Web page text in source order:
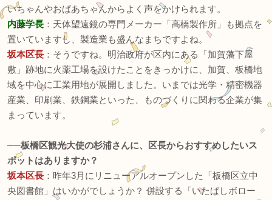
いちゃんやおばあちゃんからよく声をかけられます。
内藤学長 ：天体望遠鏡の専門メーカー「高橋製作所」も拠点を
置いていますし、製造業も盛んなまちですよね。
坂本区長 ：そうですね。明治政府が区内にある「加賀藩下屋
敷」跡地に火薬工場を設けたことをきっかけに、加賀、板橋地
域を中心に工業用地が展開しました。いまでは光学・精密機器
産業、印刷業、鉄鋼業といった、ものづくりに関わる企業が集
まっています。
──板橋区観光大使の杉浦さんに、区長からおすすめしたいス
ポットはありますか？
坂本区長 ：昨年3月にリニューアルオープンした「板橋区立中
央図書館」はいかがでしょうか？ 併設する「いたばしボロー